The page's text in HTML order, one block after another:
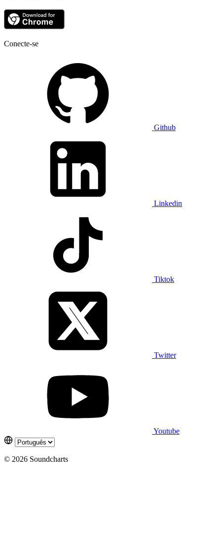
Conecte-se
Github
Linkedin
Tiktok
Twitter
Youtube
© 2026 Soundcharts